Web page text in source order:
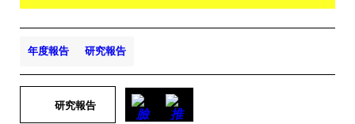
年度報告 研究報告
研究報告